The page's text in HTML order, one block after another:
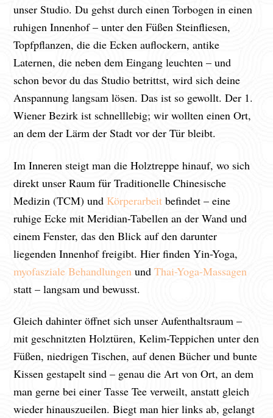
unser Studio. Du gehst durch einen Torbogen in einen
ruhigen Innenhof – unter den Füßen Steinfliesen,
Topfpflanzen, die die Ecken auflockern, antike
Laternen, die neben dem Eingang leuchten – und
schon bevor du das Studio betrittst, wird sich deine
Anspannung langsam lösen. Das ist so gewollt. Der 1.
Wiener Bezirk ist schnelllebig; wir wollten einen Ort,
an dem der Lärm der Stadt vor der Tür bleibt.
Im Inneren steigt man die Holztreppe hinauf, wo sich
direkt unser Raum für Traditionelle Chinesische
Medizin (TCM) und Körperarbeit befindet – eine
ruhige Ecke mit Meridian-Tabellen an der Wand und
einem Fenster, das den Blick auf den darunter
liegenden Innenhof freigibt. Hier finden Yin-Yoga,
myofasziale Behandlungen undThai-Yoga-Massagen
statt – langsam und bewusst.
Gleich dahinter öffnet sich unser Aufenthaltsraum –
mit geschnitzten Holztüren, Kelim-Teppichen unter den
Füßen, niedrigen Tischen, auf denen Bücher und bunte
Kissen gestapelt sind – genau die Art von Ort, an dem
man gerne bei einer Tasse Tee verweilt, anstatt gleich
wieder hinauszueilen. Biegt man hier links ab, gelangt